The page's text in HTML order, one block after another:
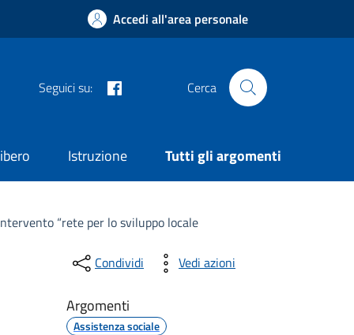
Accedi all'area personale
Seguici su: Cerca
Istruzione Tutti gli argomenti
“rete per lo sviluppo locale
Condividi Vedi azioni
Argomenti
Assistenza sociale